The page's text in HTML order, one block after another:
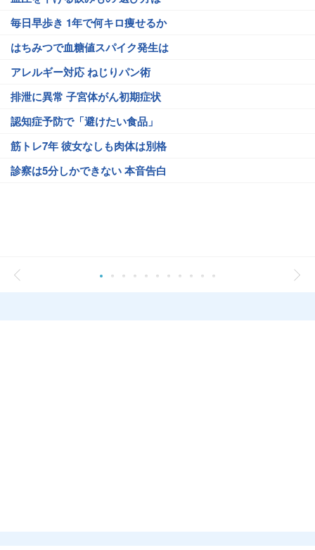
毎日早歩き 1年で何キロ痩せるか
はちみつで血糖値スパイク発生は
アレルギー対応 ねじりパン術
排泄に異常 子宮体がん初期症状
認知症予防で「避けたい食品」
筋トレ7年 彼女なしも肉体は別格
診察は5分しかできない 本音告白